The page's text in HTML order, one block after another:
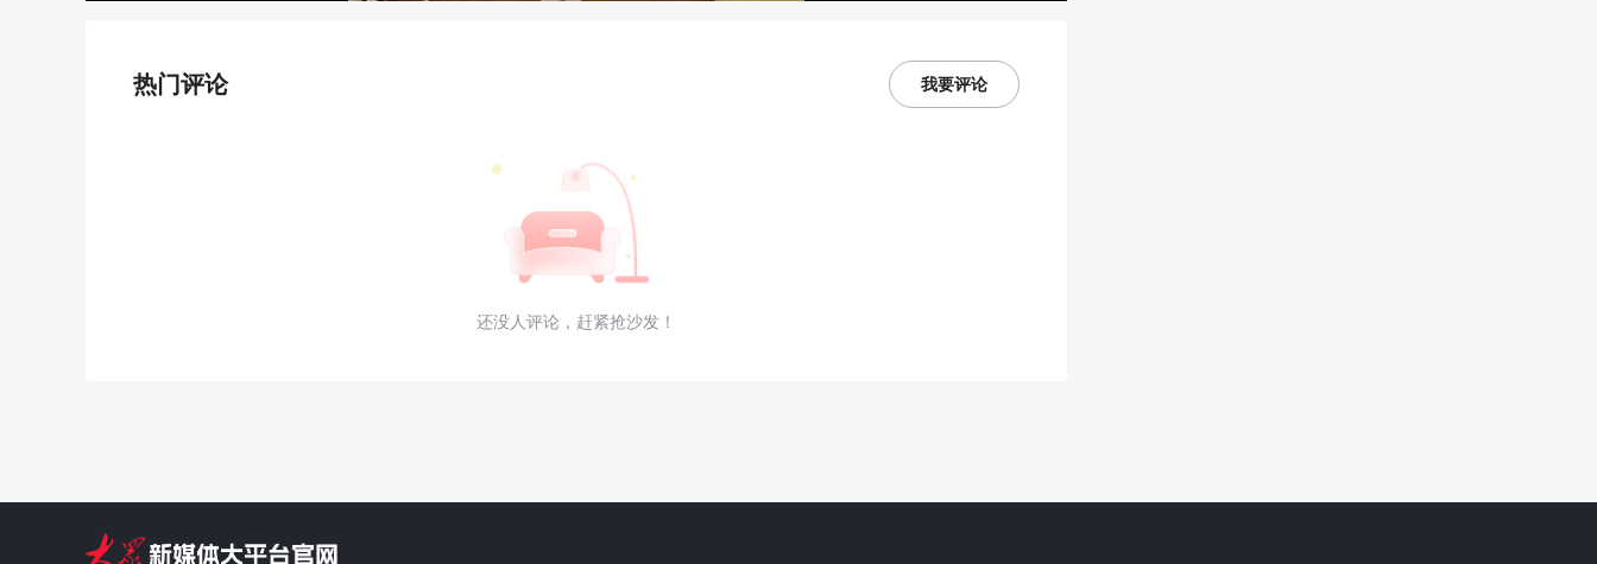
热门评论 我要评论
还没人评论，赶紧抢沙发！